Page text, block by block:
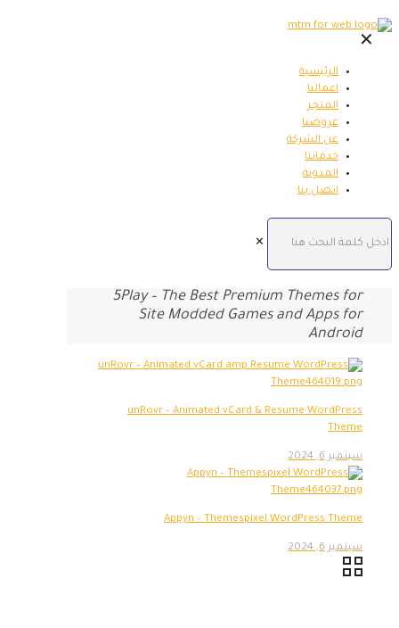
✕
الرئيسية
اعمالنا
المتجر
عروضنا
عن الشركة
خدماتنا
المدونة
اتصل بنا
✕
5Play – The Best Premium Themes for
Site Modded Games and Apps for
Android
unRovr – Animated vCard & Resume WordPress
Theme
سبتمبر 6, 2024
Appyn – Themespixel WordPress Theme
سبتمبر 6, 2024